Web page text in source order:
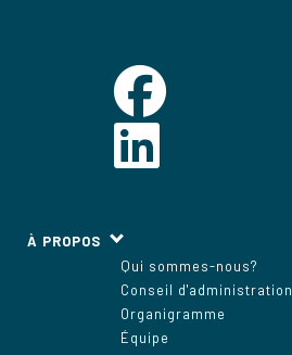
À PROPOS
Qui sommes-nous?
Conseil d'administration
Organigramme
Équipe